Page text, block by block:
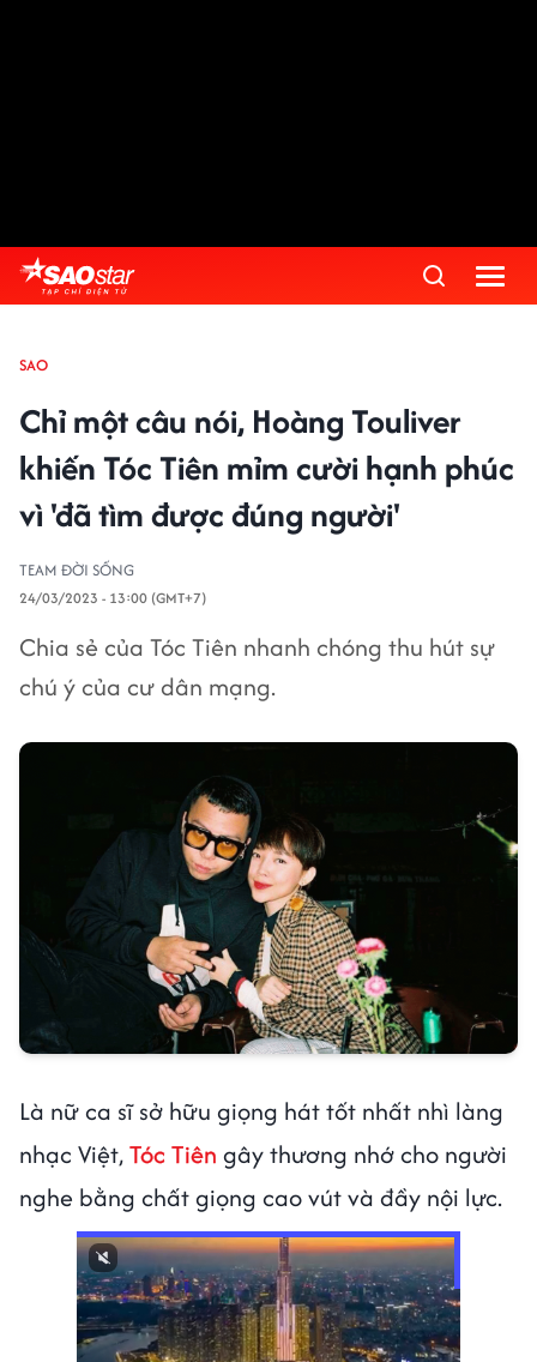
SAO
Chỉ một câu nói, Hoàng Touliver
khiến Tóc Tiên mỉm cười hạnh phúc
vì 'đã tìm được đúng người'
TEAM ĐỜI SỐNG
24/03/2023 - 13:00 (GMT+7)
Chia sẻ của Tóc Tiên nhanh chóng thu hút sự
chú ý của cư dân mạng.
Là nữ ca sĩ sở hữu giọng hát tốt nhất nhì làng
nhạc Việt,Tóc Tiên gây thương nhớ cho người
nghe bằng chất giọng cao vút và đầy nội lực.